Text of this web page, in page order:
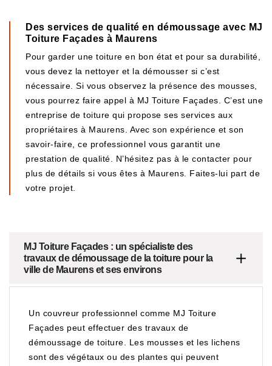
Des services de qualité en démoussage avec MJ
Toiture Façades à Maurens
Pour garder une toiture en bon état et pour sa durabilité,
vous devez la nettoyer et la démousser si c’est
nécessaire. Si vous observez la présence des mousses,
vous pourrez faire appel à MJ Toiture Façades. C’est une
entreprise de toiture qui propose ses services aux
propriétaires à Maurens. Avec son expérience et son
savoir-faire, ce professionnel vous garantit une
prestation de qualité. N’hésitez pas à le contacter pour
plus de détails si vous êtes à Maurens. Faites-lui part de
votre projet.
MJ Toiture Façades : un spécialiste des
travaux de démoussage de la toiture pour la
ville de Maurens et ses environs
Un couvreur professionnel comme MJ Toiture
Façades peut effectuer des travaux de
démoussage de toiture. Les mousses et les lichens
sont des végétaux ou des plantes qui peuvent